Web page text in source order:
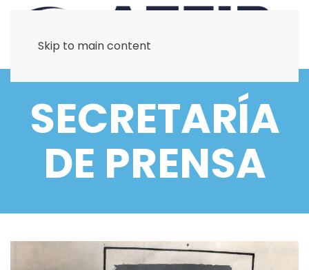
Skip to main content
SECRETARÍA
DE PRENSA